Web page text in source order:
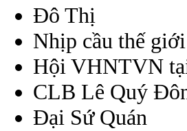
Đô Thị
Nhịp cầu thế giới
Hội VHNTVN
CLB Lê Quý
Đại Sứ Quán